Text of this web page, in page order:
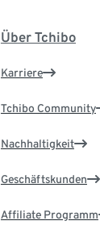
Über Tchibo
Karriere
Tchibo Community
Nachhaltigkeit
Geschäftskunden
Affiliate Programm